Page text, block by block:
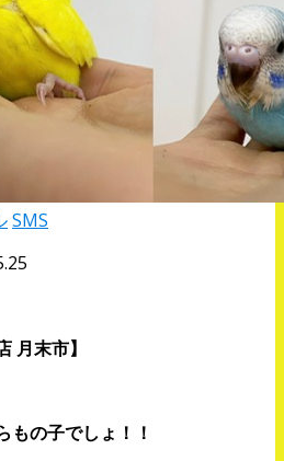
SMS
月末市】
もの子でしょ！！